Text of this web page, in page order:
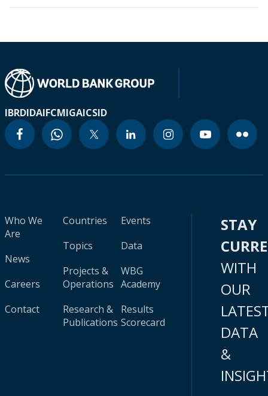
IBRDIDAIFCMIGAICSID
Who We
Are
News
Careers
Contact
Countries
Topics
Projects &
Operations
Research &
Publications
Events
Data
WBG
Academy
Results
Scorecard
STAY
WITH
OUR
DATA
&